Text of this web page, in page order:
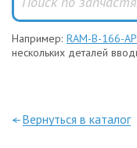
Например: RAM-B-166-
нескольких деталей
—Вернуться в каталог